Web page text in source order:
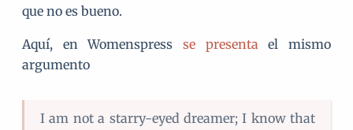
que no es bueno.
Aquí, en Womenspress se presentael mismo
argumento
I am not a starry-eyed dreamer; I know that